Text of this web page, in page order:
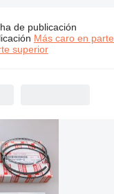
JCB JS 240 piezas
de publicación
Más caro en
superior